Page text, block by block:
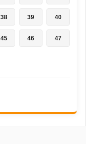
38 39 40
45 46 47